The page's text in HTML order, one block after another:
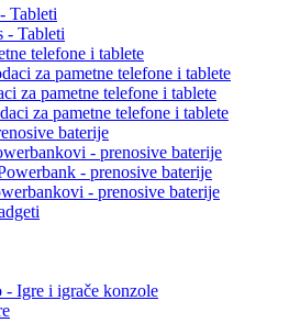
Tableti
- Tableti
telefone i tablete
za pametne telefone i tablete
za pametne telefone i tablete
za pametne telefone i tablete
baterije
- prenosive baterije
- prenosive baterije
- prenosive baterije
- Igre i igrače konzole